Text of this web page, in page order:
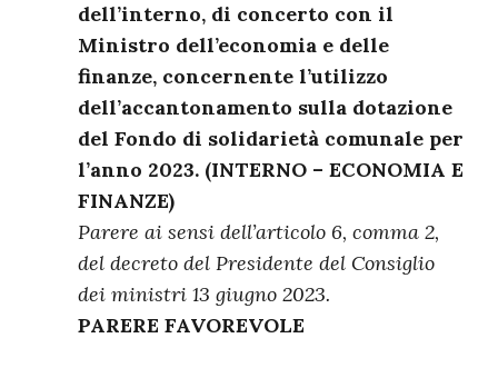
dell’interno, di concerto con il
Ministro dell’economia e delle
finanze, concernente l’utilizzo
dell’accantonamento sulla dotazione
del Fondo di solidarietà comunale per
l’anno 2023. (INTERNO – ECONOMIA E
FINANZE)
Parere ai sensi dell’articolo 6, comma 2,
del decreto del Presidente del Consiglio
dei ministri 13 giugno 2023.
PARERE FAVOREVOLE